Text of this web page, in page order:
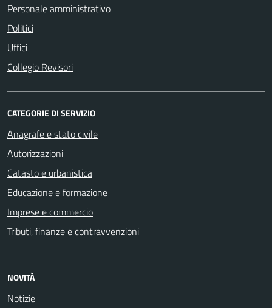
Personale amministrativo
Politici
Uffici
Collegio Revisori
CATEGORIE DI SERVIZIO
Anagrafe e stato civile
Autorizzazioni
Catasto e urbanistica
Educazione e formazione
Imprese e commercio
Tributi, finanze e contravvenzioni
NOVITÀ
Notizie